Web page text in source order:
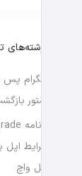
نوشته‌های
تلگرام
استور
شرایط
اپل واچ